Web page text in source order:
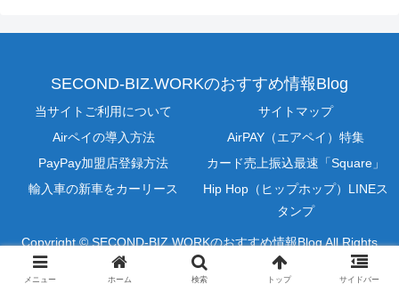
SECOND-BIZ.WORKのおすすめ情報Blog
当サイトご利用について
サイトマップ
Airペイの導入方法
AirPAY（エアペイ）特集
PayPay加盟店登録方法
カード売上振込最速「Square」
輸入車の新車をカーリース
Hip Hop（ヒップホップ）LINEス
タンプ
Copyright © SECOND-BIZ.WORKのおすすめ情報Blog All Rights
Reserved.
メニュー ホーム 検索 トップ サイドバー